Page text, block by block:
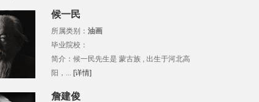
候一民
所属类别： 油画
毕业院校：
简介：候一民先生是 蒙古族 , 出生于河北高
阳，... [详情]
詹建俊